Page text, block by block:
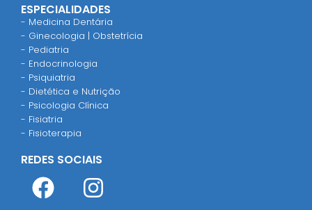
ESPECIALIDADES
- Medicina Dentária
- Ginecologia | Obstetrícia
- Pediatria
- Endocrinologia
- Psiquiatria
- Dietética e Nutrição
- Psicologia Clínica
- Fisiatria
- Fisioterapia
REDES SOCIAIS